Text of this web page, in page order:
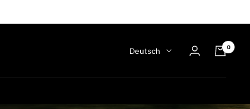
Sprache
Deutsch 0